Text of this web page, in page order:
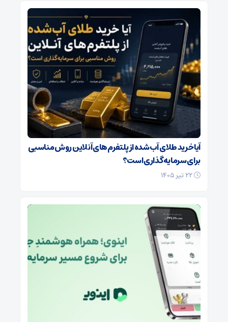
آیا خرید طلای آب‌شده از پلتفرم‌های آنلاین روش مناسبی
برای سرمایه‌گذاری است؟